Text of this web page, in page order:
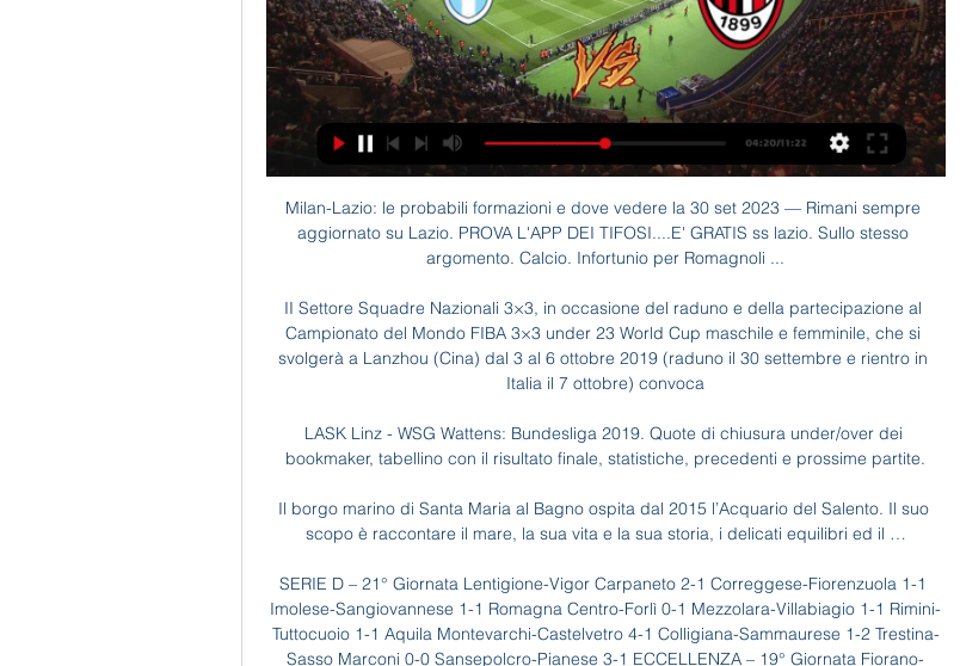
Milan-Lazio: le probabili formazioni e dove vedere la 30 set 2023 — Rimani sempre aggiornato su Lazio. PROVA L'APP DEI TIFOSI....E' GRATIS ss lazio. Sullo stesso argomento. Calcio. Infortunio per Romagnoli ...

II Settore Squadre Nazionali 3×3, in occasione del raduno e della partecipazione al Campionato del Mondo FIBA 3×3 under 23 World Cup maschile e femminile, che si svolgerà a Lanzhou (Cina) dal 3 al 6 ottobre 2019 (raduno il 30 settembre e rientro in Italia il 7 ottobre) convoca

LASK Linz - WSG Wattens: Bundesliga 2019. Quote di chiusura under/over dei bookmaker, tabellino con il risultato finale, statistiche, precedenti e prossime partite.

Il borgo marino di Santa Maria al Bagno ospita dal 2015 l’Acquario del Salento. Il suo scopo è raccontare il mare, la sua vita e la sua storia, i delicati equilibri ed il …

SERIE D – 21° Giornata Lentigione-Vigor Carpaneto 2-1 Correggese-Fiorenzuola 1-1 Imolese-Sangiovannese 1-1 Romagna Centro-Forlì 0-1 Mezzolara-Villabiagio 1-1 Rimini-Tuttocuoio 1-1 Aquila Montevarchi-Castelvetro 4-1 Colligiana-Sammaurese 1-2 Trestina-Sasso Marconi 0-0 Sansepolcro-Pianese 3-1 ECCELLENZA – 19° Giornata Fiorano-Bibbiano…

Linea C • Caratteristiche • La tutela archeologica, ambientale e dei monumenti • Tratta in esercizio: Monte Compatri/Pantano - San Giovanni • Tratta in costruzione: S. Giovanni - Fori Imperiali • Opere d. P. IVA e REG. IMPR. 05397401000 - R.E.A. 883542 Roma.

Serie D anticipo girone F. Nell’anticipo dell’undicesima giornata finisce 1 – 1 tra Santarcangelo e Avezzano. A Cinque, risponde D’Eramo a 10′ dall’epilogo. E’ un pari di carattere. Grande reazione nella ripresa. Serie D anticipo girone F

SEGUI LA LIVE TESTUALE DEL SORTEGGIO SUL NOSTRO SITO Lista.ESP Barcellona Real Madrid Atletico Madrid Valencia ITA Juventus Napoli. , 0-4, Krasnodar vs Olympiacos, -, , 2-2, Stella Rossa vs Young.

Classifica marcatori - Serie D Girone A - 2019/2020 - I AM CALCIO ALESSANDRIA. Alessandria. Classifica marcatori - Serie D Girone A - 2019/2020

Lazio: news di oggi e ultim'ora Trova la Fiorentina che ha pareggiato con la Roma... N. Cecere Pietro Scognamiglio • 21 feb. Lazio - Milan. Lazio, X, Milan. GoldBet, 3.3, 3.25, 2.2. Betway IT

Diretta.it Centro Live (disponibile per i campionati maggiori) fornisce statistiche dettagliate (possesso palla, tiri in porta, punizioni, calci d'angolo, falli), formazioni e commento in diretta. Segui il livescore Italia U18 e altri risultati sportivi ora su Diretta.it!

Virtus Francavilla-Bari: info utili per i tifosi. La SSC Bari e la Virtus Francavilla - in vista della gara in programma fra le due compagini domenica 22 settembre 2019 (ore 17:30) al «Giovanni Paolo II» di Francavilla Fontana - invitano i propri tifosi a non recarsi allo stadio se sprovvisti di tagliando d'ingresso.

Avellino: news e approfondimenti sul calciomercato i risultati e le cessioni dei calciatori più forti del campionato sulla diretta calcio di TUTTOmercatoWEB.com.

Al 13’ il Brescia potrebbe passare avanti ma Fiorillo respinge sulla linea la torsione di Corvia. Si gioca a ritmi altissimi e sono molti gli errori da entrambe le parti. Al 16’ è l’islandese Bjarnason ad approfittarne e a sorprendere tutti siglando il 2-1 per il Pescara con una deviazione sottoporta su tiro sporco di Melchiorri.

Diretta Cittadella-Benevento, live della gara e consigli quote Broken / inappropriate image? Cittadella Benevento streaming in diretta: dove vederla, no Rojadirecta

I am Calcio, social magazine sul mondo del calcio. Classifiche, pronostici e risultati in tempo reale. Accedi.. Sasso Marconi Serie D Girone D 15. Sasso Marconi: Lentigione: 27/08/2017 1 - 0: Sasso Marconi: Serie D Girone D Coppa Italia Serie D. 13-10-2019 15:00: Crema:

Probabili formazioni Fiorentina-Genoa – Domenica pomeriggio (17 marzo 2013) il Genoa sarà ospite al Franchi di Firenze per il testacoda della 29° giornata di Serie A. Se la Fiorentina ha infatti appena guadagnato il 4° posto in classifica, il Genoa è invece …

AUTOSTRADA MILANO VENEZIA . Garda World, Lago di Garda, gardasee, lake garda, italy, hotels, apartments, campings, accomodations Come arrivare: autostrada Milano-Venezia, uscita Sommacampagna, seguire le indicazioni per Villafranca; dopo 3 km girare a destra verso la località Gasparina e seguire la segnaletica del circolo.

Lazio-Milan dove vederla: Sky, NOW o DAZN? Canale tv, 15 ore fa — Lazio-Milan dove vederla: Sky, NOW o DAZN? Canale tv, diretta streaming, formazioni Super sfida nel venerdì di Serie A: il Milan di Pioli ...

Chieri - Ligorna - Coppa Italia Serie D 2019 - 2020 › Fase Finale › Trentaduesimi di Finale - Live Diretta Tabellino Streaming 25/09/2019 - I AM CALCIO LECCE

A Viterbo dice di aver trovato la sua seconda casa. Martina Caregaro, 22 anni, giovane promessa del tennis italiano, è tesserata a Roma al circolo Parioli per la serie A, ma si allena quotidianamente al Tennis Club di Viterbo e nel capoluogo della Tuscia ormai vive dall’anno scorso.

Bayern gratis [[IN DATA ODIERNA===]] Lazi | Fitness Group 14 feb 2024 — DIRETTA SS Lazio — Bayern gratis [[IN DATA ODIERNA===]] Lazio vs Bayern Monaco 14 febbraio 2024 Hai già un account S.S. Lazio? Entra!

Il prof. Lorenzo Cingolani interverrà in diretta alla trasmissione radiofonica “RADAR. Segnali dalla scienza, dalla cultura, dalla società”, sul suo progetto, premiato dalla Fondazione Telethon, per la ricerca scientifica sulle malattie genetiche rare.

Nei dettagli del match offriamo il link per la visione online Debreceni VSC Paksi diretta streaming , sponsorizzato da bet365. Se questo match è su bet365 in diretta streaming puoi vedere Debreceni VSC Paksi su PC e Mobile - Iphone, Ipad, Android o Windows Phone.

Virtus Entella - Venezia . 0:2 (0: 1) Questa partita non è stata visitata da nessun altro utente di TM . Per usare questa funzione è necessario la registrazione gratuita sul nostro sito. Clicca qui per registrarti.

Inter.it: FC Internazionale Milano - Sito Ufficiale News, video e aggiornamenti sul sito ufficiale dell'Inter - Scopri le notizie su squadra, società, interviste e le info su partite e biglietti.

Lazio Style TV Serie A TIM | Lazio-Milan, pre partita, audiocronaca e post partita (diretta) S.S.Lazio per ricevere in anteprima promozioni, sconti e novità su sslazio.it.

Pronostico e statistiche dell'incontro di calcio FC Rapperswil-Jona - FC Black Stars di Svizzera 1.Liga Promotion del 05/10/2019. Disponibili anche tutti i pronostici della …

Lazio-Milan: le probabili formazioni e dove vedere la 17 ore fa — Lazio-Milan: le probabili formazioni e dove vedere la partita in tv e in streaming Venerdì 1 marzo alle 20:45 la Lazio scenderà in campo all' ...

WhoScored.com ti fornisce statistiche di calcistiche come nessun altro, dettagliate anteprime delle partite e classifiche di competizioni da ogni parte del mondo. Le nostre statistiche approfondite e in diretta su Premier League, La Liga, Serie A, Bundesliga, Ligue 1, Eredivisie,

...1-1 Levico Terme-Pontisola 1-2 Milano City-Scanzorosciate 1-1 GIRONE C Feltre-Mestre 2-1 San Luigi-Legnago Salus 1-2 Ambrosiana-Adriese 1-1 Cjarlins Muzane-Cartigliano 3-3 Delta Rovigo-Caldiero Terme

Venerdì 27 gennaio pomeriggio con una lunga diretta (ore 15.00-18.00) da Trieste, con uno Speciale Fahrenheit, e la sera, all’interno di Radio3 Suite, con la proposta di concerto in diretta dal Teatro Manzoni di Bologna (ore 20.30) e di un Recital (ore 22.50) offerto dall’Accademia Filarmonica Romana entrambi dedicati al tema della Memoria.

Molossi sconfitti a Vallo della Lucania: tris della asd Gelbison. 30 ottobre 2016 -. Francavilla e Gelbison, ma che sul campo si sono rivelate difficili. A questo punto la domanda è di rigore: è stata sopravvalutata la squadra di Maiuri? Vista la discontinuità di risultati e soprattutto di gioco, probabilmente, sì.

FROSINONE - Che la crisi del Milan fosse soprattutto la crisi dell'attacco era evidente da almeno un mese. La conferma più brutale è arrivata contro l'avversario più debole tra gli ultimi affrontati. Lo 0-0 in casa del Frosinone penultimo, che fa seguito a quelli con Torino e Bologna e allo 0-1

Si concluderà oggi, domenica 6 ottobre 2019, questo ultimo weekend del primo lunghissimo tour de force della stagione con tante partite da non perdere per gli amanti del calcio.

Come dicevamo, l'Entella era partito fortissimo, raccogliendo tre vittorie nelle prime tre gare in programma (in casa contro il Livorno, in trasferta a Cremona, di nuovo in casa contro il Frosinone, tutte curiosamente terminate 1-0), salvo poi incepparsi. Nelle ultime quattro sono arrivati due sconfitte e …

Explore informations for Calcio Serie D - Torres - Flaminia 0-1 (23.04.2017) - 17-03-2019 activity. Explore informations for Calcio Serie D - Torres - Flaminia 0-1 (23.04.2017). Porte blindate per Mister Bucaro e il suo Avellino, in vista della fondamentale gara di Sassari.

LIVE | Warm up | Milan-Lazio | Serie A TIM 2023/24 - YouTube YouTube YouTube 57:17 YouTube Serie A 30 set 2023 30 set 2023

Vincenzo Nibali ha trionfato alla Milano-Sanremo scrivendo una nuova pagina di storia del ciclismo mondiale. Dodici anni dopo il trionfo di Pozzato, un italiano alza le braccia per primo sul traguardo della Milano-Sanremo. Lo Squalo è riuscito a sorprendere tutti gli avversari con uno spunto in

Festa di Santa Lucia, il giorno più atteso dai siracusani è arrivato. La processione comincerà alle ore 15 e sarà possibile seguirla in diretta attraverso il collegamento streaming offerto dall’Arcidiocesi di Siracusa e …

Basketime Starting Grid – 3° posto: Virtus Bologna. In evidenza. Grissin Bon – ZZ Leiden 89-69. In evidenza. LIVE STREAMING – Grissin Bon-ZZ Leiden. Minors. In evidenza. Il Santos Clevertech Reggio Emilia è campione nazionale CSI 2019.

SIENA. Pullman ribaltato, soccorsi immediati GUARDA IL VIDEO . 22.05.2019 - 11:39. 0. Sono ancora in corso le operazioni delle forze dell’ordine e dei medici sul luogo dell’incidente che ha coinvolto un pullman di turisti stranieri che s